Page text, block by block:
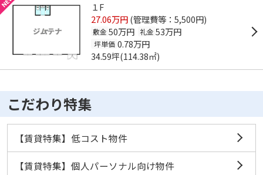
１F
27.06万円(管理費等：5,500円)
敷金 50万円 礼金 53万円
坪単価 0.78万円
34.59坪(114.38㎡)
こだわり特集
【賃貸特集】低コスト物件
【賃貸特集】個人パーソナル向け物件